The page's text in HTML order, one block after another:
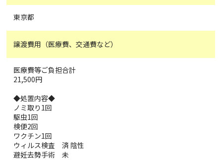
東京都
譲渡費用（医療費、交通費など）
医療費等ご負担合計
21,500円
◆処置内容◆
ノミ取り1回
駆虫1回
検便2回
ワクチン1回
ウィルス検査 済 陰性
避妊去勢手術 未